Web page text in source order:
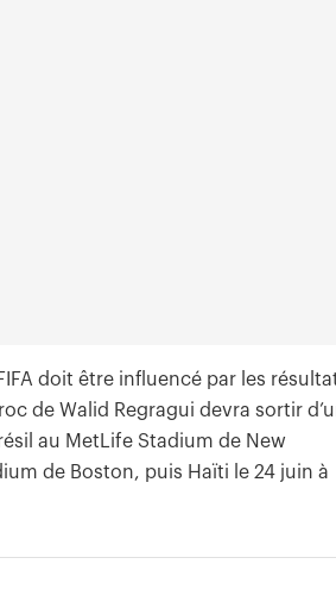
doit être influencé par les
de Walid Regragui devra sortir
au MetLife Stadium de New
de Boston, puis Haïti le 24 juin à